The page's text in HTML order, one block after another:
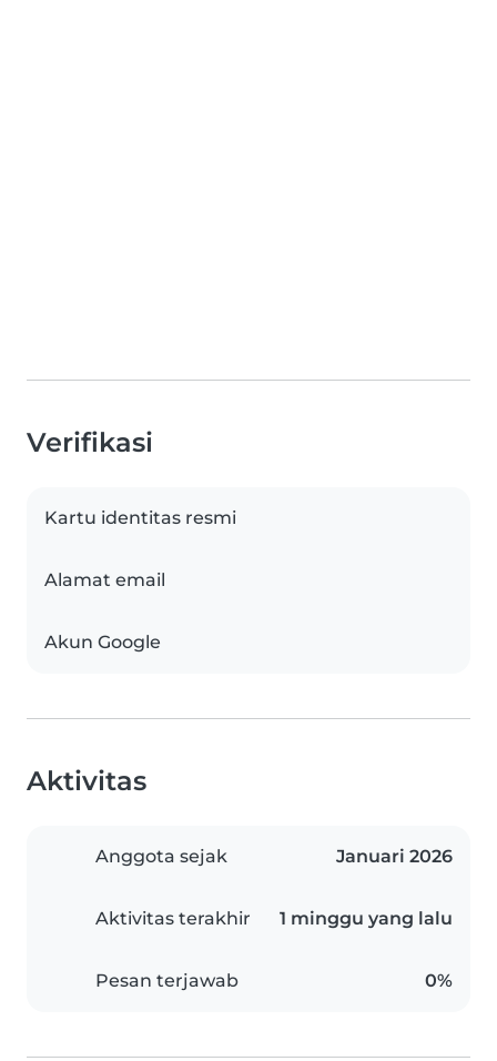
Verifikasi
Kartu identitas resmi
Alamat email
Akun Google
Aktivitas
Anggota sejak Januari 2026
Aktivitas terakhir 1 minggu yang lalu
Pesan terjawab 0%